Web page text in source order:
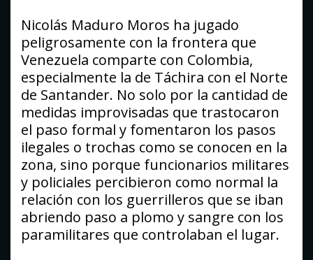
Nicolás Maduro Moros ha jugado
peligrosamente con la frontera que
Venezuela comparte con Colombia,
especialmente la de Táchira con el Norte
de Santander. No solo por la cantidad de
medidas improvisadas que trastocaron
el paso formal y fomentaron los pasos
ilegales o trochas como se conocen en la
zona, sino porque funcionarios militares
y policiales percibieron como normal la
relación con los guerrilleros que se iban
abriendo paso a plomo y sangre con los
paramilitares que controlaban el lugar.